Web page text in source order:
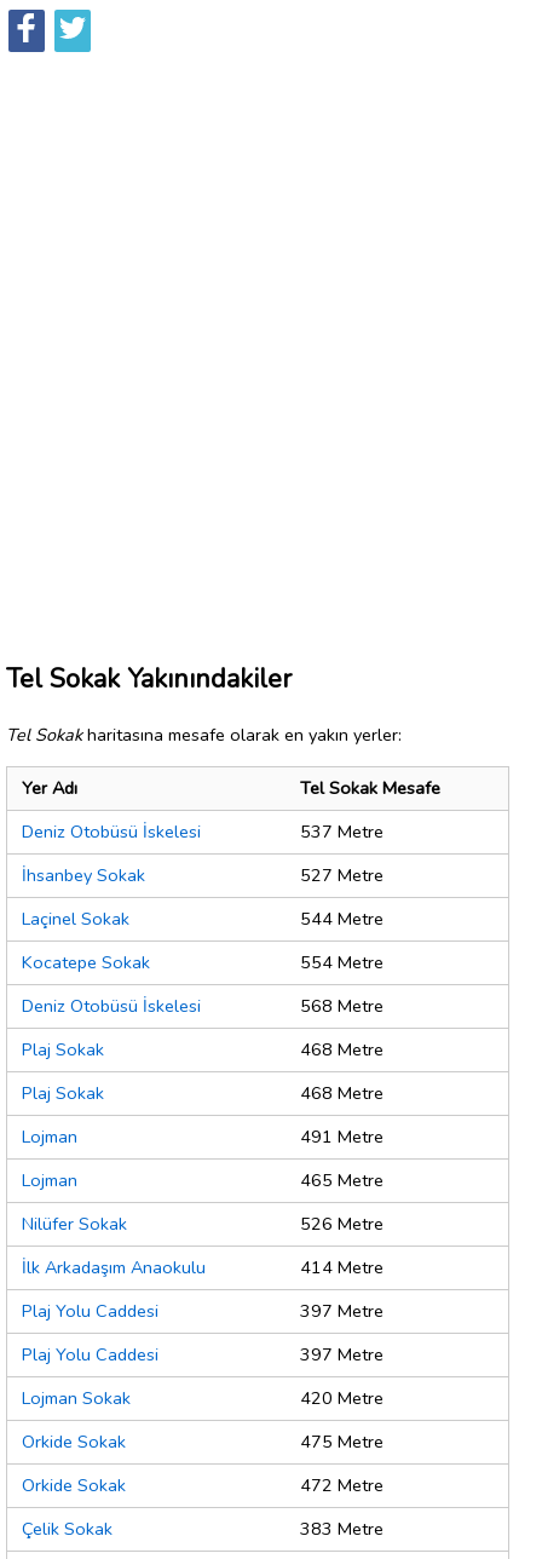
Tel Sokak Yakınındakiler
Tel Sokakharitasına mesafe olarak en yakın yerler:
Yer Adı
Tel Sokak Mesafe
Deniz Otobüsü İskelesi
537 Metre
İhsanbey Sokak
527 Metre
Laçinel Sokak
544 Metre
Kocatepe Sokak
554 Metre
Deniz Otobüsü İskelesi
568 Metre
Plaj Sokak
468 Metre
Plaj Sokak
468 Metre
Lojman
491 Metre
Lojman
465 Metre
Nilüfer Sokak
526 Metre
İlk Arkadaşım Anaokulu
414 Metre
Plaj Yolu Caddesi
397 Metre
Plaj Yolu Caddesi
397 Metre
Lojman Sokak
420 Metre
Orkide Sokak
475 Metre
Orkide Sokak
472 Metre
Çelik Sokak
383 Metre